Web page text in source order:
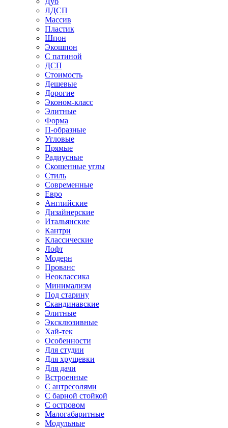
ЛДСП
Массив
Пластик
Шпон
Экошпон
С патиной
ДСП
Стоимость
Дешевые
Дорогие
Эконом-класс
Элитные
Форма
П-образные
Угловые
Прямые
Радиусные
Скошенные углы
Стиль
Современные
Евро
Английские
Дизайнерские
Итальянские
Кантри
Классические
Лофт
Модерн
Прованс
Неоклассика
Минимализм
Под старину
Скандинавские
Элитные
Эксклюзивные
Хай-тек
Особенности
Для студии
Для хрущевки
Для дачи
Встроенные
С антресолями
С барной стойкой
С островом
Малогабаритные
Модульные